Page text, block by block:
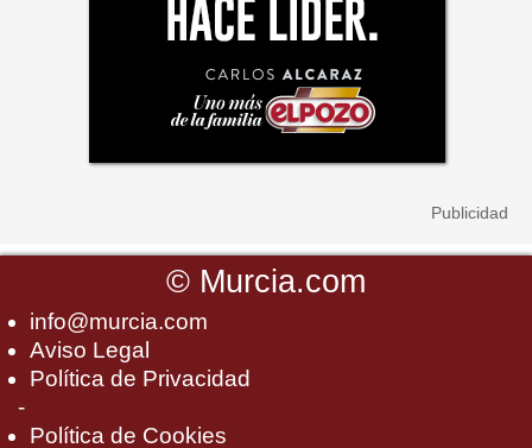
© Murcia.com
info@murcia.com
Aviso Legal
Política de Privacidad
-
Política de Cookies